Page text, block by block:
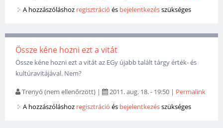
A hozzászóláshoz regisztráció és bejelentkezésszükséges
Össze kéne hozni ezt a vitát
Össze kéne hozni ezt a vitát az EGy újabb talált tárgy érték- és
kultúravitájával. Nem?
Trenyó (nem ellenőrzött) | 2011. aug. 18. - 19:50 | Permalink
A hozzászóláshoz regisztráció és bejelentkezésszükséges